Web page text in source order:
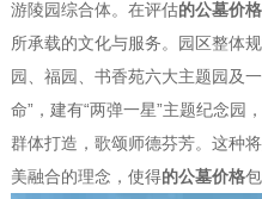
游陵园综合体。在评估的公墓价格
所承载的文化与服务。园区整体
园、福园、书香苑六大主题园及
命”，建有“两弹一星”主题纪念园
群体打造，歌颂师德芬芳。这种
美融合的理念，使得的公墓价格